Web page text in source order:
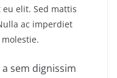
elit. Sed mattis
ac imperdiet
sem dignissim